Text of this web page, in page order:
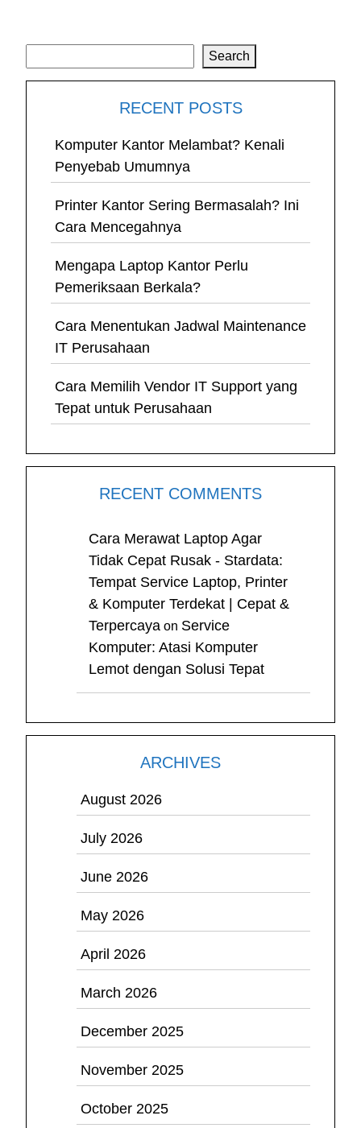
Search
RECENT POSTS
Komputer Kantor Melambat? Kenali
Penyebab Umumnya
Printer Kantor Sering Bermasalah? Ini
Cara Mencegahnya
Mengapa Laptop Kantor Perlu
Pemeriksaan Berkala?
Cara Menentukan Jadwal Maintenance
IT Perusahaan
Cara Memilih Vendor IT Support yang
Tepat untuk Perusahaan
RECENT COMMENTS
Cara Merawat Laptop Agar
Tidak Cepat Rusak - Stardata:
Tempat Service Laptop, Printer
& Komputer Terdekat | Cepat &
Terpercaya on Service
Komputer: Atasi Komputer
Lemot dengan Solusi Tepat
ARCHIVES
August 2026
July 2026
June 2026
May 2026
April 2026
March 2026
December 2025
November 2025
October 2025